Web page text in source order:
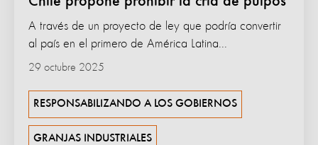
29 octubre 2025
A través de un proyecto de ley que podría convertir
al país en el primero de América Latina...
RESPONSABILIZANDO A LOS GOBIERNOS
GRANJAS INDUSTRIALES